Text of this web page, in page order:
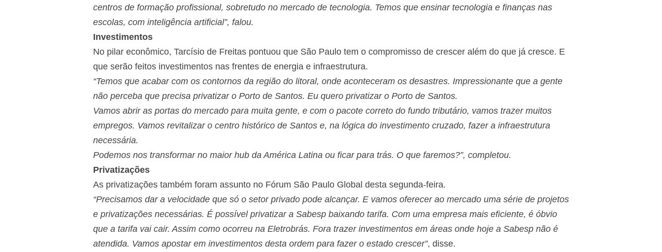
centros de formação profissional, sobretudo no mercado de tecnologia. Temos que ensinar tecnologia e finanças nas
escolas, com inteligência artificial”, falou.
Investimentos
No pilar econômico, Tarcísio de Freitas pontuou que São Paulo tem o compromisso de crescer além do que já cresce. E
que serão feitos investimentos nas frentes de energia e infraestrutura.
“Temos que acabar com os contornos da região do litoral, onde aconteceram os desastres. Impressionante que a gente
não perceba que precisa privatizar o Porto de Santos. Eu quero privatizar o Porto de Santos.
Vamos abrir as portas do mercado para muita gente, e com o pacote correto do fundo tributário, vamos trazer muitos
empregos. Vamos revitalizar o centro histórico de Santos e, na lógica do investimento cruzado, fazer a infraestrutura
necessária.
Podemos nos transformar no maior hub da América Latina ou ficar para trás. O que faremos?”, completou.
Privatizações
As privatizações também foram assunto no Fórum São Paulo Global desta segunda-feira.
“Precisamos dar a velocidade que só o setor privado pode alcançar. E vamos oferecer ao mercado uma série de projetos
e privatizações necessárias. É possível privatizar a Sabesp baixando tarifa. Com uma empresa mais eficiente, é óbvio
que a tarifa vai cair. Assim como ocorreu na Eletrobrás. Fora trazer investimentos em áreas onde hoje a Sabesp não é
atendida. Vamos apostar em investimentos desta ordem para fazer o estado crescer”, disse.